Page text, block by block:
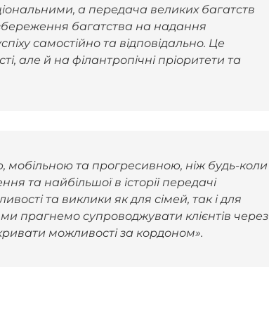
а передача великих багатств
багатства на надання
самостійно та відповідально. Це
але й на філантропічні пріоритети та
мобільною та прогресивною, ніж будь-коли
та найбільшої в історії передачі
та виклики як для сімей, так і для
прагнемо супроводжувати клієнтів через
можливості за кордоном».